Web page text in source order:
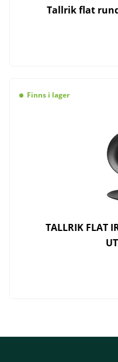
Tallrik flat
Finns i lager
TALLRIK FLAT